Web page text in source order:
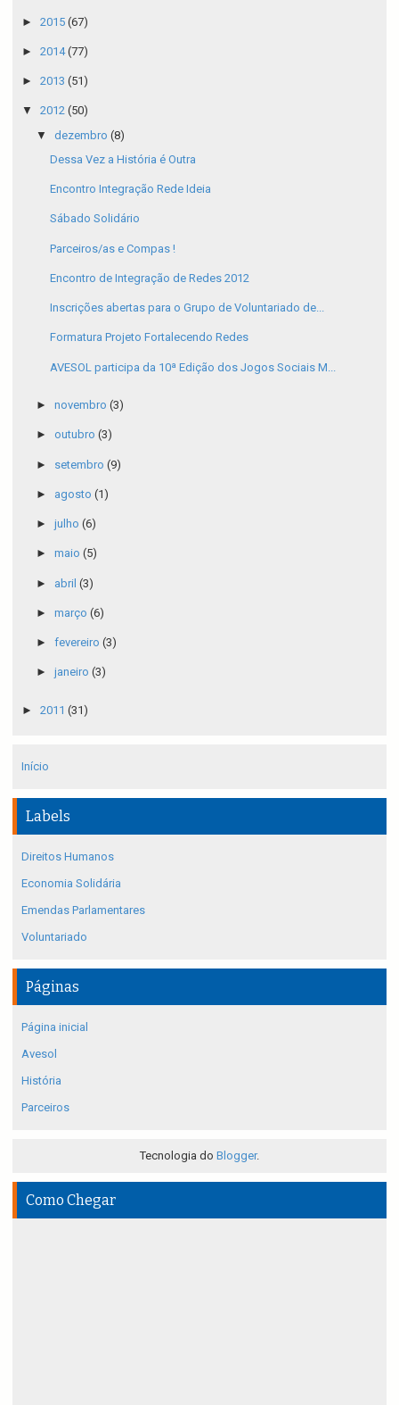
► 2015 (67)
► 2014(77)
► 2013 (51)
▼ 2012 (50)
▼ dezembro (8)
Dessa Vez a História é Outra
Encontro Integração Rede Ideia
Sábado Solidário
Parceiros/as e Compas !
Encontro de Integração de Redes 2012
Inscrições abertas para o Grupo de Voluntariado de...
Formatura Projeto Fortalecendo Redes
AVESOL participa da 10ª Edição dos Jogos Sociais M...
► novembro (3)
► outubro (3)
► setembro (9)
► agosto (1)
► julho (6)
► maio (5)
► abril (3)
► março (6)
► fevereiro (3)
► janeiro (3)
► 2011 (31)
Início
Labels
Direitos Humanos
Economia Solidária
Emendas Parlamentares
Voluntariado
Páginas
Página inicial
Avesol
História
Parceiros
Tecnologia do Blogger.
Como Chegar